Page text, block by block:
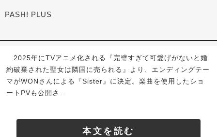
PASH! PLUS
2025年にTVアニメ化される『完璧すぎて可愛げがないと婚
約破棄された聖女は隣国に売られる』より、エンディングテー
マがWONさんによる『Sister』に決定。楽曲を使用したショ
ートPVも公開さ...
本文を読む